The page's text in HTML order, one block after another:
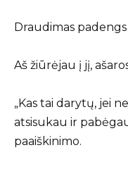
Draudimas padengs
Aš žiūrėjau į jį,
„Kas tai darytų, jei
atsisukau ir
paaiškinimo.